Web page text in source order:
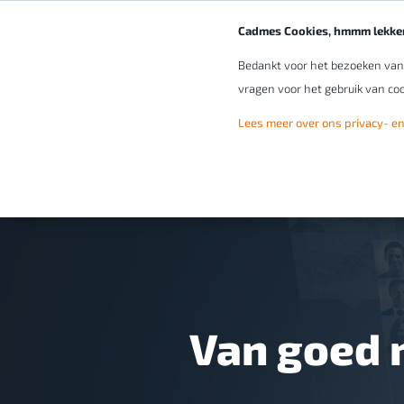
Cadmes Cookies, hmmm
Bedankt voor het bezoeken
vragen voor het gebruik van
Lees meer over ons privacy-
Van